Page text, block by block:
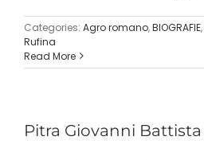
Categories: Agro romano,BIOGRAFIE,
Rufina
Read More
Pitra Giovanni Battista